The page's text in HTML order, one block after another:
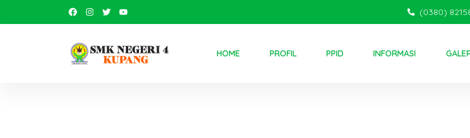
(0380)
HOME PROFIL PPID INFORMASI